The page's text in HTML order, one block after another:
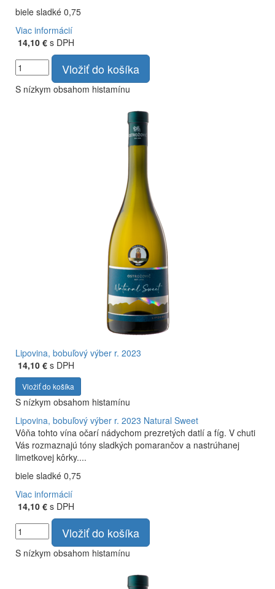
biele sladké 0,75
Viac informácií
14,10 € s DPH
Vložiť do košíka
S nízkym obsahom histamínu
Lipovina, bobuľový výber r. 2023
14,10 € s DPH
Vložiť do košíka
S nízkym obsahom histamínu
Lipovina, bobuľový výber r. 2023 Natural Sweet
Vôňa tohto vína očarí nádychom prezretých datlí a fíg. V chuti
Vás rozmaznajú tóny sladkých pomarančov a nastrúhanej
limetkovej kôrky....
biele sladké 0,75
Viac informácií
14,10 € s DPH
Vložiť do košíka
S nízkym obsahom histamínu